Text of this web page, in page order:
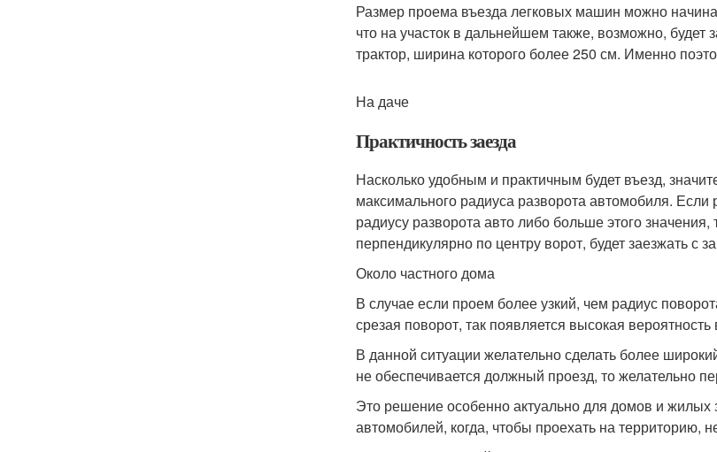
Размер проема въезда легковых машин можно
что на участок в дальнейшем также, возможно, будет
трактор, ширина которого более 250 см. Именно
На даче
Практичность заезда
Насколько удобным и практичным будет въезд,
максимального радиуса разворота автомобиля.
радиусу разворота авто либо больше этого
перпендикулярно по центру ворот, будет заезжать с
Около частного дома
В случае если проем более узкий, чем радиус
срезая поворот, так появляется высокая
В данной ситуации желательно сделать более
не обеспечивается должный проезд, то желательно
Это решение особенно актуально для домов и жилых
автомобилей, когда, чтобы проехать на территорию,